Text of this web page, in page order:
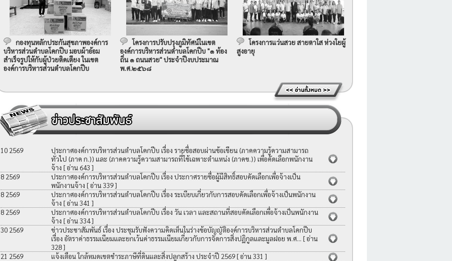
กองทุนหลักประกันสุขภาพองค์การ
บริหารส่วนตำบลโคกปีบ มอบผ้าอ้อม
สำเร็จรูปให้กับผู้ป่วยติดเตียง ในเขต
องค์การบริหารส่วนตำบลโคกปีบ
โครงการปรับปรุงภูมิทัศน์ในเขต
องค์การบริหารส่วนตำบลโคกปีบ "๑ ท้อง
ถิ่น ๑ ถนนสวย" ประจำปีงบประมาณ
พ.ศ.๒๕๖๘
โครงการแว่นสวย สายตาใส ห่วงใยผู้
สูงอายุ
10 2569
ประกาศองค์การบริหารส่วนตำบลโคกปีบ เรื่อง รายชื่อสอบผ่านข้อเขียน (ภาคความรู้ความสามารถ
ทั่วไป (ภาค ก.)) และ (ภาคความรู้ความสามารถที่ใช้เฉพาะตำแหน่ง (ภาคข.)) เพื่อคัดเลือกพนักงาน
จ้าง [ อ่าน 643 ]
8 2569
ประกาศองค์การบริหารส่วนตำบลโคกปีบ เรื่อง ประกาศรายชื่อผู้มีสิทธิ์สอบคัดเลือกเพื่อจ้างเป็น
พนักงานจ้าง [ อ่าน 339 ]
8 2569
ประกาศองค์การบริหารส่วนตำบลโคกปีบ เรื่อง ระเบียบเกี่ยวกับการสอบคัดเลือกเพื่อจ้างเป็นพนักงาน
จ้าง [ อ่าน 341 ]
8 2569
ประกาศองค์การบริหารส่วนตำบลโคกปีบ เรื่อง วัน เวลา และสถานที่สอบคัดเลือกเพื่อจ้างเป็นพนักงาน
จ้าง [ อ่าน 334 ]
30 2569
ข่าวประชาสัมพันธ์ เรื่อง ประชุมรับฟังความคิดเห็นในร่างข้อบัญญัติองค์การบริหารส่วนตำบลโคกปีบ
เรื่อง อัตราค่าธรรมเนียมและยกเว้นค่าธรรมเนียมเกี่ยวกับการจัดการสิ่งปฏิกูลและมูลฝอย พ.ศ... [ อ่าน
328 ]
21 2569
แจ้งเตือน ใกล้หมดเขตชำระภาษีที่ดินและสิ่งปลูกสร้าง ประจำปี 2569[ อ่าน 331 ]